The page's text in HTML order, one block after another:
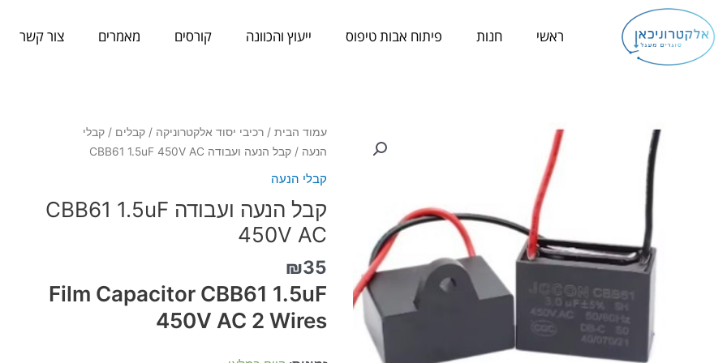
לתוכן
ראשי חנות פיתוח אבות טיפוס ייעוץ והכוונה קורסים מאמרים צור קשר
עמוד הבית/ רכיבי יסוד אלקטרוניקה / קבלים / קבלי
הנעה / קבל הנעה ועבודה CBB61 1.5uF 450V AC
קבלי הנעה
קבל הנעה ועבודה CBB61 1.5uF
450V AC
₪35
Film Capacitor CBB61 1.5uF
450V AC 2 Wires
כמות
של
קבל
הנעה
ועבודה
CBB61
1.5uF
450V
AC